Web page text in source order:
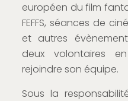
européen du film
FEFFS, séances de
et autres
deux volontaires
rejoindre son équipe.
Sous la